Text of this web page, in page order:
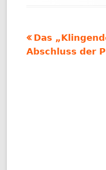
Vorheriger
Beitrag:
Das
Abschluss der